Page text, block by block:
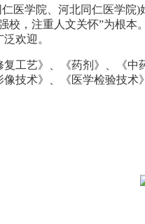
医学院、河北同仁医学院
校，注重人文关怀”为根
欢迎。
工艺》、《药剂》、《
技术》、《医学检验技术》